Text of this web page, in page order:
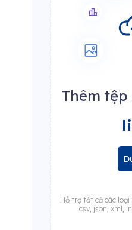
Thêm tệp
Hỗ trợ tất cả các loại
csv, json, xml,